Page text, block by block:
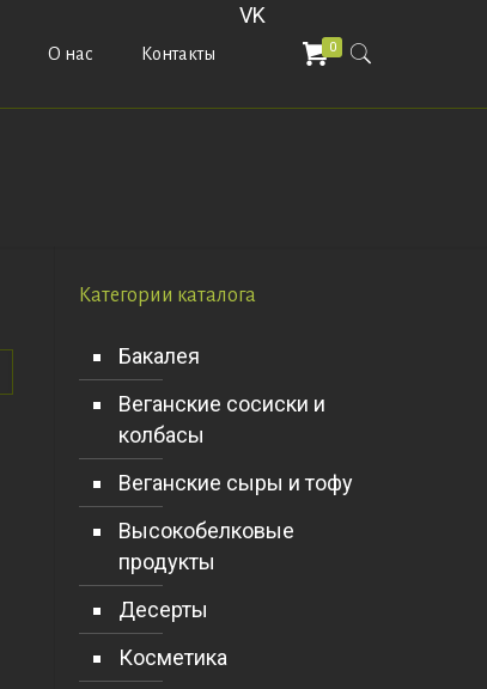
О нас Контакты
VK
0
Категории каталога
Бакалея
Веганские сосиски и
колбасы
Веганские сыры и тофу
Высокобелковые
продукты
Десерты
Косметика